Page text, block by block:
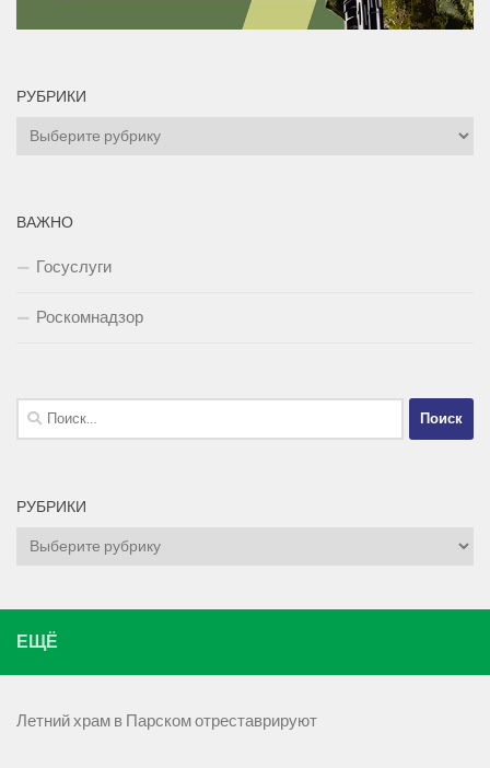
РУБРИКИ
Рубрики
ВАЖНО
Госуслуги
Роскомнадзор
Найти:
РУБРИКИ
Рубрики
ЕЩЁ
Летний храм в Парском отреставрируют